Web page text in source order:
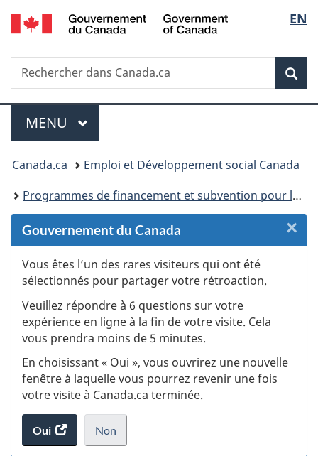
Passer
au
des
Passer
au
principal
Passer
à
Au
du
Passer
à
version
simplifiée
de
la
EN
Recherche
Rechercher
dans
Menu
MENU PRINCIPAL
Vous
êtes
ici :
Canada.ca
Emploi et Développement social Canada
Programmes de financement et subvention pour les projets d’emplois, de formation et de développement social
Gouvernement du Canada
Vous êtes l’un des rares visiteurs qui ont été
sélectionnés pour partager votre rétroaction.
Veuillez répondre à 6 questions sur votre
expérience en ligne à la fin de votre visite. Cela
vous prendra moins de 5 minutes.
En choisissant « Oui », vous ouvrirez une nouvelle
fenêtre à laquelle vous pourrez revenir une fois
votre visite à Canada.ca terminée.
Oui
accéder
au
Non
je
.
×